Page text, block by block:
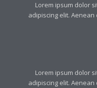
Lorem ipsum dolor
adipiscing elit.
Lorem ipsum dolor
adipiscing elit.